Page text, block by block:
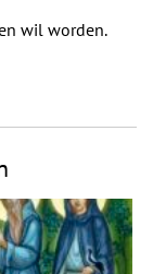
wil worden.